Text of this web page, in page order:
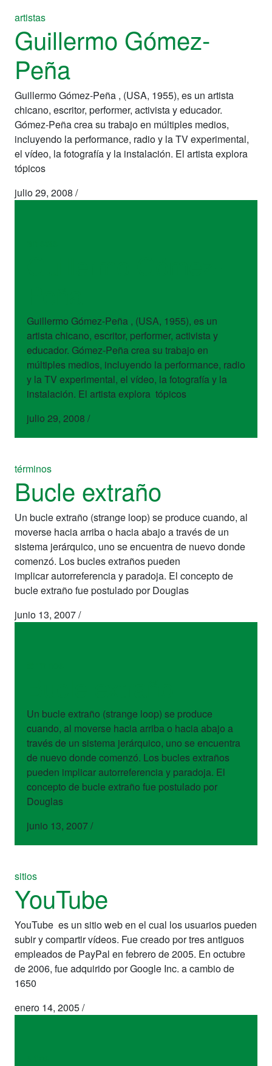
artistas
Guillermo Gómez-
Peña
Guillermo Gómez-Peña , (USA, 1955), es un artista
chicano, escritor, performer, activista y educador.
Gómez-Peña crea su trabajo en múltiples medios,
incluyendo la performance, radio y la TV experimental,
el vídeo, la fotografía y la instalación. El artista explora
tópicos
julio 29, 2008 /
Guillermo Gómez-Peña , (USA, 1955), es un
artista chicano, escritor, performer, activista y
educador. Gómez-Peña crea su trabajo en
múltiples medios, incluyendo la performance, radio
y la TV experimental, el vídeo, la fotografía y la
instalación. El artista explora tópicos
julio 29, 2008 /
términos
Bucle extraño
Un bucle extraño (strange loop) se produce cuando, al
moverse hacia arriba o hacia abajo a través de un
sistema jerárquico, uno se encuentra de nuevo donde
comenzó. Los bucles extraños pueden
implicar autorreferencia y paradoja. El concepto de
bucle extraño fue postulado por Douglas
junio 13, 2007/
Un bucle extraño (strange loop) se produce
cuando, al moverse hacia arriba o hacia abajo a
través de un sistema jerárquico, uno se encuentra
de nuevo donde comenzó. Los bucles extraños
pueden implicar autorreferencia y paradoja. El
concepto de bucle extraño fue postulado por
Douglas
junio 13, 2007/
sitios
YouTube
YouTube es un sitio web en el cual los usuarios pueden
subir y compartir vídeos. Fue creado por tres antiguos
empleados de PayPal en febrero de 2005. En octubre
de 2006, fue adquirido por Google Inc. a cambio de
1650
enero 14, 2005/